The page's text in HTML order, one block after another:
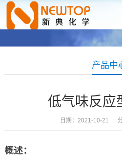
产品中
低气味反应
日期：2021-10-21 分
概述：